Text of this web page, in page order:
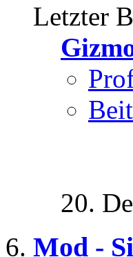
Letzter
20.
Mod -